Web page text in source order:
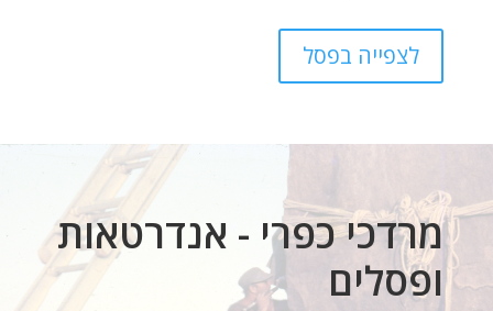
לצפייה בפסל
מרדכי כפרי - אנדרטאות
ופסלים